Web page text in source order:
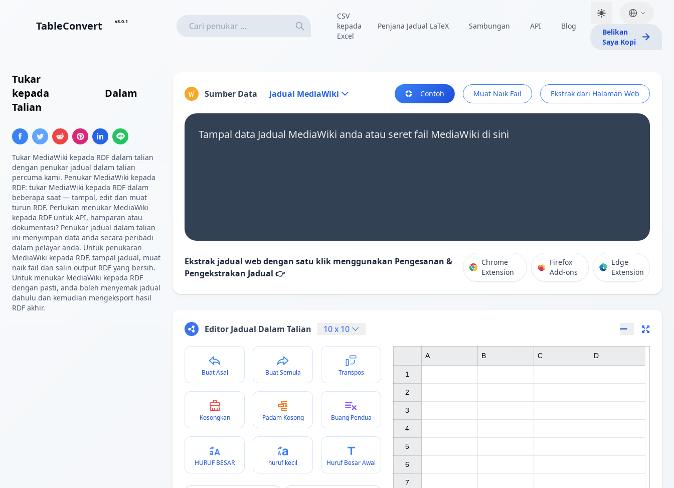
TableConvert v3.0.1
CSV
kepada
Excel
Penjana Jadual LaTeX Sambungan API Blog
Belikan
Saya Kopi
Tukar
kepada
Dalam
Talian
Tukar MediaWiki kepada RDF dalam talian
dengan penukar jadual dalam talian
percuma kami. Penukar MediaWiki kepada
RDF: tukar MediaWiki kepada RDF dalam
beberapa saat — tampal, edit dan muat
turun RDF. Perlukan menukar MediaWiki
kepada RDF untuk API, hamparan atau
dokumentasi? Penukar jadual dalam talian
ini menyimpan data anda secara peribadi
dalam pelayar anda. Untuk penukaran
MediaWiki kepada RDF, tampal jadual, muat
naik fail dan salin output RDF yang bersih.
Untuk menukar MediaWiki kepada RDF
dengan pasti, anda boleh menyemak jadual
dahulu dan kemudian mengeksport hasil
RDF akhir.
Sumber Data Jadual MediaWiki Contoh Muat Naik Fail Ekstrak dari Halaman Web
Tampal data Jadual MediaWiki anda atau seret fail MediaWiki di sini
Ekstrak jadual web dengan satu klik menggunakan Pengesanan &
Pengekstrakan Jadual 👉
Chrome
Extension
Firefox
Add-ons
Edge
Extension
Editor Jadual Dalam Talian 10x 10
Buat Asal Buat Semula Transpos
Kosongkan Padam Kosong Buang Pendua
HURUF BESAR huruf kecil Huruf Besar Awal
1
2
3
4
5
6
7
A B C D